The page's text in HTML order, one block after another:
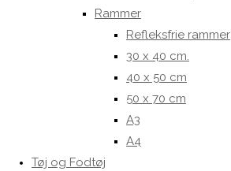
Rammer
Refleksfrie rammer
30 x 40 cm.
40 x 50 cm
50 x 70 cm
A3
A4
Tøj og Fodtøj